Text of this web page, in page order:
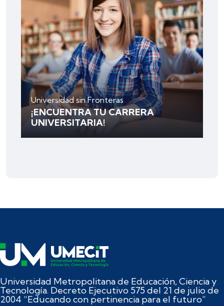
Universidad sin Fronteras
¡ENCUENTRA TU CARRERA
UNIVERSITARIA!
Universidad Metropolitana de Educación, Ciencia y
Tecnología. Decreto Ejecutivo 575 del 21 de julio de
2004 “Educando con pertinencia para el futuro”